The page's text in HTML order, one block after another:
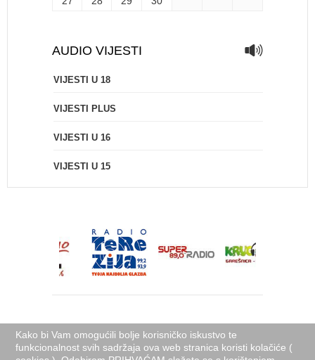
AUDIO VIJESTI
VIJESTI U 18
VIJESTI PLUS
VIJESTI U 16
VIJESTI U 15
Kako bi Vam omogućili bolje korisničko iskustvo te
funkcionalnost svih sadržaja ova web stranica koristi kolačiće (